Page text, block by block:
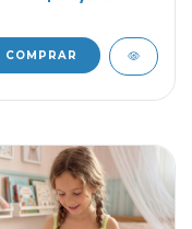
COMPRAR